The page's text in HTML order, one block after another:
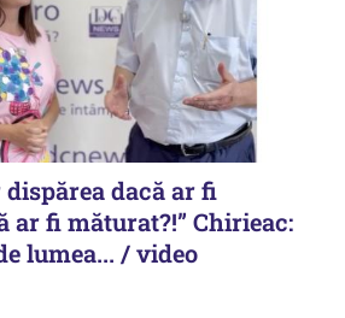
dacă ar fi
ar fi măturat?!” Chirieac:
lumea... / video